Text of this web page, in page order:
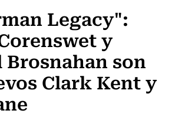
Legacy":
y
Brosnahan son
Clark Kent y